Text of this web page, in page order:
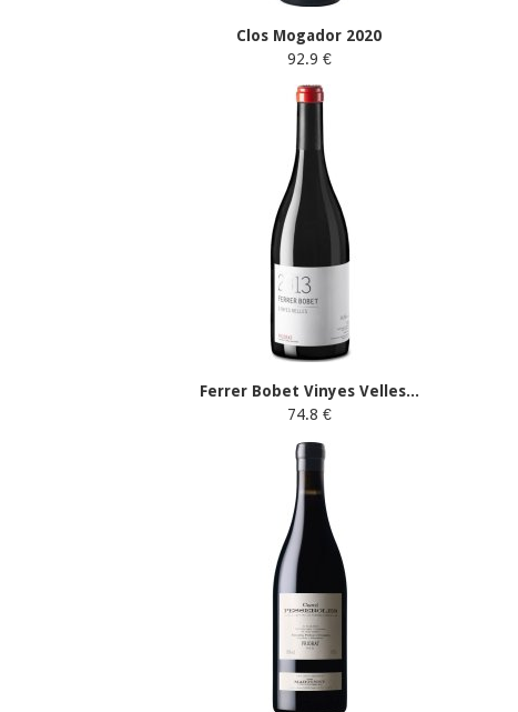
Clos Mogador 2020
92.9 €
Ferrer Bobet Vinyes Velles...
74.8 €